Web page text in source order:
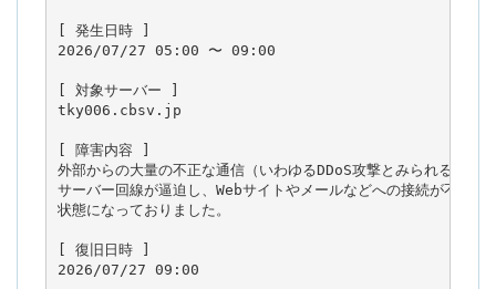
[ 発生日時 ]
2026/07/27 05:00 〜 09:00
[ 対象サーバー ]
tky006.cbsv.jp
[ 障害内容 ]
外部からの大量の不正な通信（いわゆるDDoS攻撃とみられるトラ
サーバー回線が逼迫し、Webサイトやメールなどへの接続が不安定
状態になっておりました。
[ 復旧日時 ]
2026/07/27 09:00